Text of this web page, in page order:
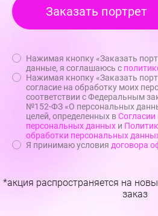
Нажимая кнопку «Заказать
данные, я соглашаюсь с
Нажимая кнопку «Заказать
согласие на обработку моих
соответствии с Федеральным
№152-ФЗ «О персональных
целей, определенных вСогласии
персональных данных и
обработки персональных
Я принимаю условия договора
*акция распространяется на
заказ